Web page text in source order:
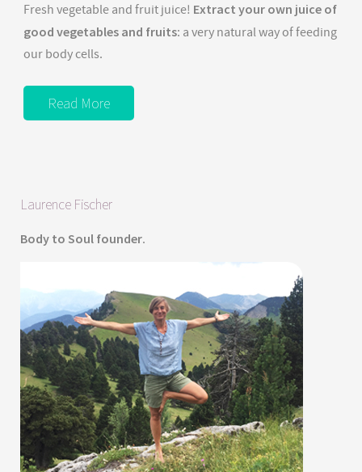
Fresh vegetable and fruit juice! Extract your own juice of
good vegetables and fruits: a very natural way of feeding
our body cells.
Read More
Laurence Fischer
Body to Soul founder.